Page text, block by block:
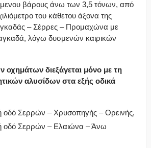
βάρους άνω των 3,5 τόνων, από
του κάθετου άξονα της
– Σέρρες – Προμαχώνα με
λόγω δυσμενών καιρικών
οχημάτων διεξάγεται μόνο με τη
αλυσίδων στα εξής οδικά
οδό Σερρών – Χρυσοπηγής – Ορεινής,
οδό Σερρών – Ελαιώνα – Άνω